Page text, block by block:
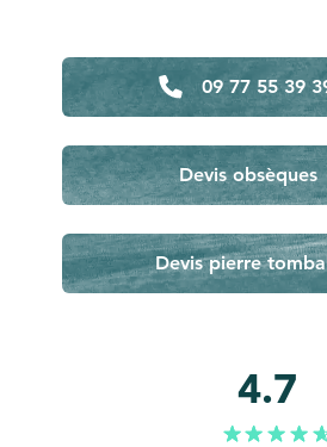
09 77 55 39
Devis obsèques
Devis pierre
4.7